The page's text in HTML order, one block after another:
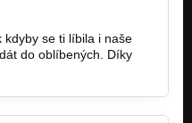
kdyby se ti líbila i naše
do oblíbených. Díky